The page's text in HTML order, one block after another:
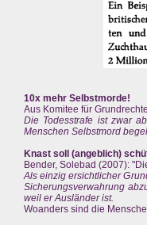
10x mehr Selbstmorde!
Aus Komitee für
Die Todesstrafe ist zwar
Menschen Selbstmord
Knast soll (angeblich)
Bender, Solebad (2007):
Als einzig ersichtlicher
Sicherungsverwahrung
weil er Ausländer ist.
Woanders sind die